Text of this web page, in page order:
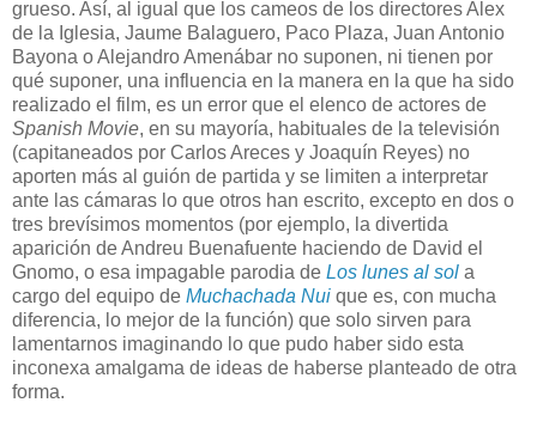
grueso. Así, al igual que los cameos de los directores Alex
de la Iglesia, Jaume Balaguero, Paco Plaza, Juan Antonio
Bayona o Alejandro Amenábar no suponen, ni tienen por
qué suponer, una influencia en la manera en la que ha sido
realizado el film, es un error que el elenco de actores de
Spanish Movie, en su mayoría, habituales de la televisión
(capitaneados por Carlos Areces y Joaquín Reyes) no
aporten más al guión de partida y se limiten a interpretar
ante las cámaras lo que otros han escrito, excepto en dos o
tres brevísimos momentos (por ejemplo, la divertida
aparición de Andreu Buenafuente haciendo de David el
Gnomo, o esa impagable parodia de Los lunes al sol a
cargo del equipo de Muchachada Nui que es, con mucha
diferencia, lo mejor de la función) que solo sirven para
lamentarnos imaginando lo que pudo haber sido esta
inconexa amalgama de ideas de haberse planteado de otra
forma.